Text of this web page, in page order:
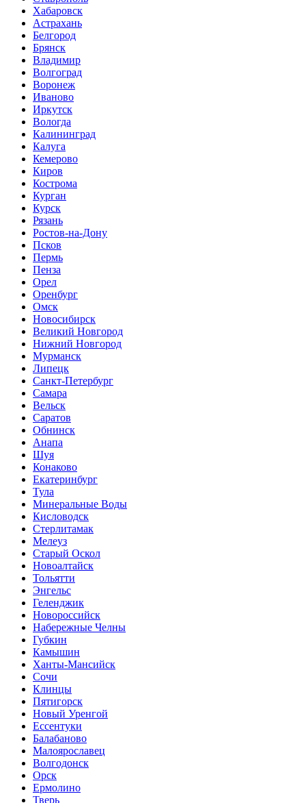
Хабаровск
Астрахань
Белгород
Брянск
Владимир
Волгоград
Воронеж
Иваново
Иркутск
Вологда
Калининград
Калуга
Кемерово
Киров
Кострома
Курган
Курск
Рязань
Ростов-на-Дону
Псков
Пермь
Пенза
Орел
Оренбург
Омск
Новосибирск
Великий Новгород
Нижний Новгород
Мурманск
Липецк
Санкт-Петербург
Самара
Вельск
Саратов
Обнинск
Анапа
Шуя
Конаково
Екатеринбург
Тула
Минеральные Воды
Кисловодск
Стерлитамак
Мелеуз
Старый Оскол
Новоалтайск
Тольятти
Энгельс
Геленджик
Новороссийск
Набережные Челны
Губкин
Камышин
Ханты-Мансийск
Сочи
Клинцы
Пятигорск
Новый Уренгой
Ессентуки
Балабаново
Малоярославец
Волгодонск
Орск
Ермолино
Тверь